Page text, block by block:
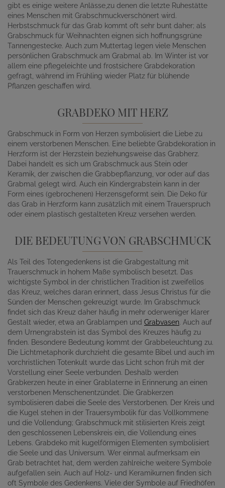
gibt es einige weitere Anlässe,zu denen die letzte Ruhestätte
eines Menschen mit Grabschmuckverschönert wird.
Herbstschmuck für das Grab kommt oft sehr bunt daher; als
Grabschmuck für Weihnachten eignen sich hoffnungsgrüne
Tannengestecke. Auch zum Muttertag legen viele Menschen
persönlichen Grabschmuck am Grabmal ab. Im Winter ist vor
allem eine pflegeleichte und frostsichere Grabdekoration
gefragt, während im Frühling wieder Platz für blühende
Pflanzen geschaffen wird.
GRABDEKO MIT HERZ
Grabschmuck in Form von Herzen symbolisiert die Liebe zu
einem verstorbenen Menschen. Eine beliebte Grabdekoration in
Herzform ist der Herzstein beziehungsweise das Grabherz.
Dabei handelt es sich um Grabschmuck aus Stein oder
Keramik, der zwischen die Grabbepflanzung, vor oder auf das
Grabmal gelegt wird. Auch ein Kindergrabstein kann in der
Form eines (gebrochenen) Herzensgeformt sein. Die Deko für
das Grab in Herzform kann zusätzlich mit einem Trauerspruch
oder einem plastisch gestalteten Kreuz versehen werden.
DIE BEDEUTUNG VON GRABSCHMUCK
Als Teil des Totengedenkens ist die Grabgestaltung mit
Trauerschmuck in hohem Maße symbolisch besetzt. Das
wichtigste Symbol in der christlichen Tradition ist zweifellos
das Kreuz, welches daran erinnert, dass Jesus Christus für die
Sünden der Menschen gekreuzigt wurde. Im Grabschmuck
findet sich das Kreuz daher häufig in mehr oderweniger klarer
Gestalt wieder, etwa an Grablampen und Grabvasen. Auch auf
dem Urnengrabstein ist das Symbol des Kreuzes häufig zu
finden. Besondere Bedeutung kommt der Grabbeleuchtung zu.
Die Lichtmetaphorik durchzieht die gesamte Bibel und auch im
vorchristlichen Totenkult wurde das Licht schon früh mit der
Vorstellung einer Seele verbunden. Deshalb werden
Grabkerzen heute in einer Grablaterne in Erinnerung an einen
verstorbenen Menschenentzündet. Die Grabkerzen
symbolisieren dabei die Seele des Verstorbenen. Der Kreis und
die Kugel stehen in der Trauersymbolik für das Vollkommene
und die Vollendung; Grabschmuck mit stilisierten Kreis zeigt
den geschlossenen Lebenskreis ein, die Vollendung eines
Lebens. Grabdeko mit kugelförmigen Elementen symbolisiert
die Seele und das Universum. Wer einmal aufmerksam ein
Grab betrachtet hat, dem werden zahlreiche weitere Symbole
aufgefallen sein. Auch auf Holz- und Keramikurnen finden sich
oft Symbole des Gedenkens. Viele der Symbole auf Friedhöfen